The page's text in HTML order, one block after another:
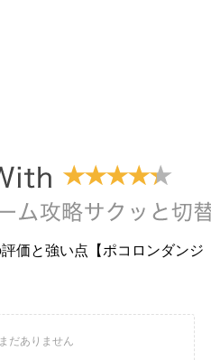
価と強い点【ポコロンダンジ